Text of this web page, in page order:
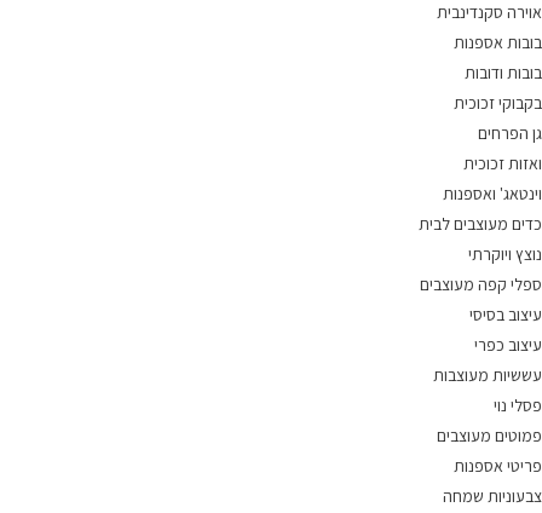
אוירה סקנדינבית
בובות אספנות
בובות ודובות
בקבוקי זכוכית
גן הפרחים
ואזות זכוכית
וינטאג' ואספנות
כדים מעוצבים לבית
נוצץ ויוקרתי
ספלי קפה מעוצבים
עיצוב בסיסי
עיצוב כפרי
עששיות מעוצבות
פסלי נוי
פמוטים מעוצבים
פריטי אספנות
צבעוניות שמחה